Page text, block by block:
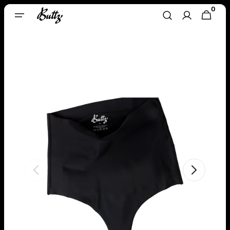
Content
CART
0
0
ITEMS